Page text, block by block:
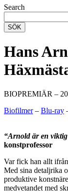
Search
SÖK
Hans
BIOPREMIÄR –
Biofilmer– Blu-ray
“Arnold är en
konstprofessor
Var fick han allt
Med sina detaljrika
produktive
medvetandet med